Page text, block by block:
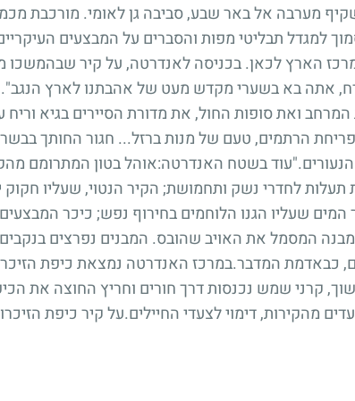
מערבה אל באר שבע, סביבה גן לאומי. מורכבת
למגדל תבליטי מפות והסברים על המבצעים
הארץ לכאן. בכניסה לאנדרטה, על קיר שבהמשכו
אתה בא בשערי מקדש מעט של אהבתנו לארץ
ואת סופות החול, את מדורת הסיירים בגיא וריח
הרתמים, טעם של מנות ברזל... חגור החותך
בשטח האנדרטה:אוהל בטון המתרומם
לחדרי נשק ותחמושת; הקיר הנטוי, שעליו חקוק
שעליו הגנו הלוחמים בחירוף נפש; כיכר
המסמל את האויב שהובס. המבנים נפרצים בנקבים
כבאדמת המדבר.במרכז האנדרטה נמצאת כיפת
קרני שמש נכנסות דרך חורים וחריץ החוצה את
מהקירות, דימוי לצעדי החיילים.על קיר כיפת